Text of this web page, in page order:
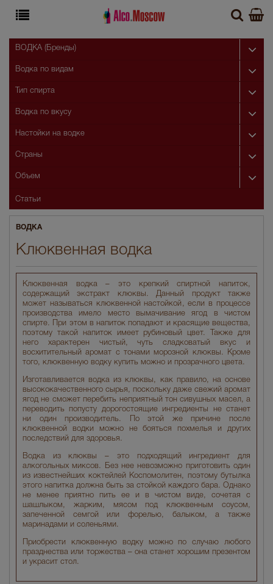
ВОДКА
Клюквенная водка
Клюквенная водка – это крепкий спиртной напиток,
содержащий экстракт клюквы. Данный продукт также
может называться клюквенной настойкой, если в процессе
производства имело место вымачивание ягод в чистом
спирте. При этом в напиток попадают и красящие вещества,
поэтому такой напиток имеет рубиновый цвет. Также для
него характерен чистый, чуть сладковатый вкус и
восхитительный аромат с тонами морозной клюквы. Кроме
того, клюквенную водку купить можно и прозрачного цвета.
Изготавливается водка из клюквы, как правило, на основе
высококачественного сырья, поскольку даже свежий аромат
ягод не сможет перебить неприятный тон сивушных масел, а
переводить попусту дорогостоящие ингредиенты не станет
ни один производитель. По этой же причине после
клюквенной водки можно не бояться похмелья и других
последствий для здоровья.
Водка из клюквы – это подходящий ингредиент для
алкогольных миксов. Без нее невозможно приготовить один
из известнейших коктейлей Коспомолитен, поэтому бутылка
этого напитка должна быть за стойкой каждого бара. Однако
не менее приятно пить ее и в чистом виде, сочетая с
шашлыком, жарким, мясом под клюквенным соусом,
запеченной семгой или форелью, балыком, а также
маринадами и соленьями.
Приобрести клюквенную водку можно по случаю любого
празднества или торжества – она станет хорошим презентом
и украсит стол.
ВОДКА (Бренды)
Водка по видам
Тип спирта
Водка по вкусу
Настойки на водке
Страны
Объем
Статьи